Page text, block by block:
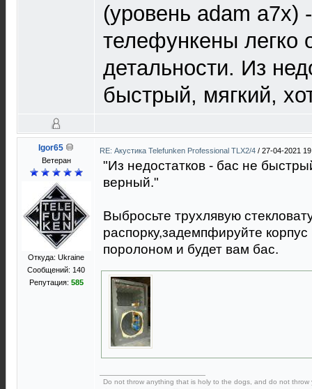
(уровень adam a7x)
телефункены легко
детальности. Из
быстрый, мягкий,
Igor65
Ветеран
Откуда: Ukraine
Сообщений: 140
Репутация: 585
RE: Акустика Telefunken Professional TLX2/4 / 27-04-2021
"Из недостатков - бас не
верный."
Выбросьте трухлявую
распорку,задемпфируйте корпус
поролоном и будет вам бас.
Do not throw anything that is holy to the dogs, and do not